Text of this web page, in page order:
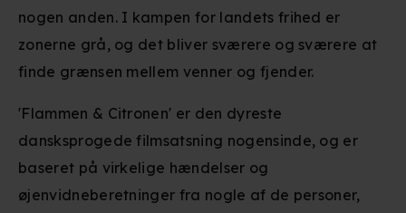
nogen anden. I kampen for landets frihed er
zonerne grå, og det bliver sværere og sværere at
finde grænsen mellem venner og fjender.
'Flammen & Citronen' er den dyreste
dansksprogede filmsatsning nogensinde, og er
baseret på virkelige hændelser og
øjenvidneberetninger fra nogle af de personer,